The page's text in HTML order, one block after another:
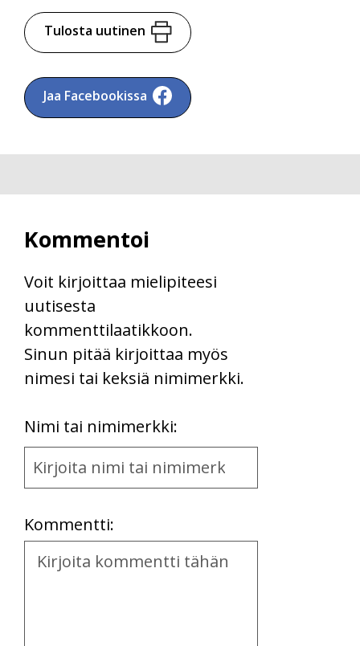
Tulosta uutinen
Jaa Facebookissa
Kommentoi
Voit kirjoittaa mielipiteesi
uutisesta
kommenttilaatikkoon.
Sinun pitää kirjoittaa myös
nimesi tai keksiä nimimerkki.
Nimi tai nimimerkki:
Name
and
Kommentti:
Kommentti